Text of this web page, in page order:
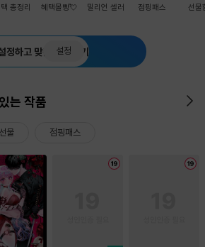
총정리 혜택몰빵💘 밀리언 셀러 점핑패스 선물
정하고 맞춤 추천 받기
설정
는 작품
선물 점핑패스